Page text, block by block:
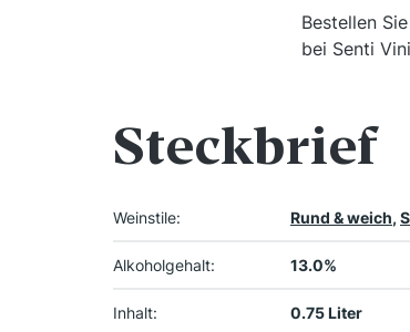
Bestellen
bei Senti
Steckbrief
Weinstile: Rund & weich,
Alkoholgehalt: 13.0%
Inhalt: 0.75 Liter